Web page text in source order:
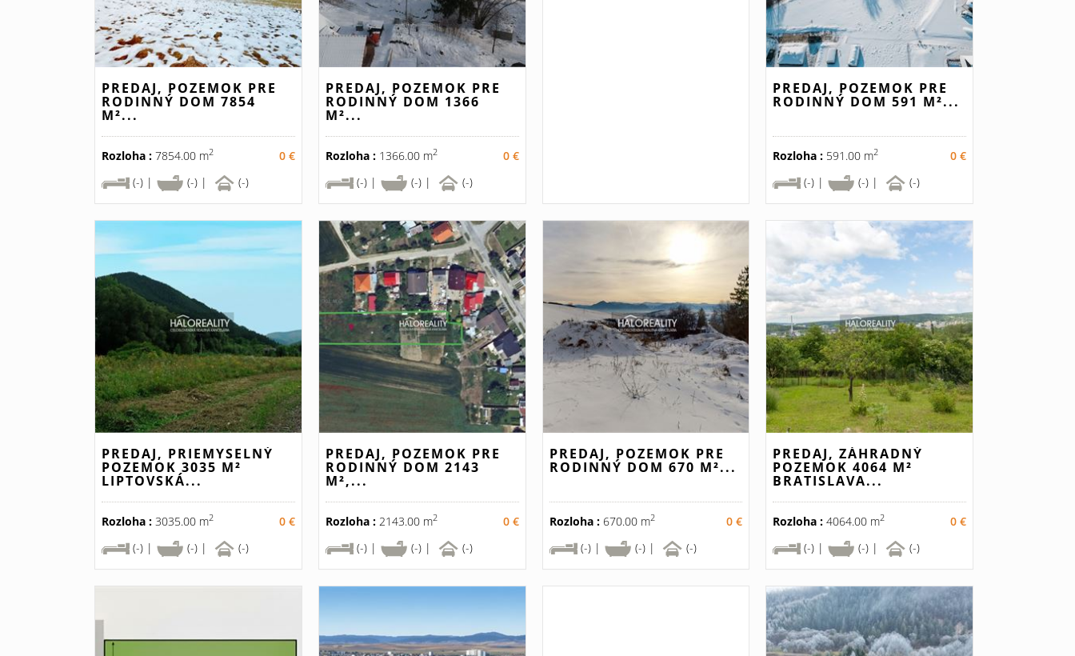
PREDAJ, POZEMOK PRE
RODINNÝ DOM 7854
M²...
Rozloha : 7854.00 m2
0 €
(-) |
(-) | (-)
PREDAJ, POZEMOK PRE
RODINNÝ DOM 1366
M²...
Rozloha :1366.00 m2
0 €
(-) |
(-) | (-)
PREDAJ, POZEMOK PRE
RODINNÝ DOM 591 M²...
Rozloha : 591.00 m2
0 €
(-) |
(-) | (-)
PREDAJ, PRIEMYSELNÝ
POZEMOK 3035 M²
LIPTOVSKÁ...
Rozloha : 3035.00 m2
0 €
(-) |
(-) | (-)
PREDAJ, POZEMOK PRE
RODINNÝ DOM 2143
M²,...
Rozloha :2143.00 m2
0 €
(-) |
(-) | (-)
PREDAJ, POZEMOK PRE
RODINNÝ DOM 670 M²...
Rozloha :670.00 m2
0 €
(-) |
(-) | (-)
PREDAJ, ZÁHRADNÝ
POZEMOK 4064 M²
BRATISLAVA...
Rozloha : 4064.00 m2
0 €
(-) |
(-) | (-)